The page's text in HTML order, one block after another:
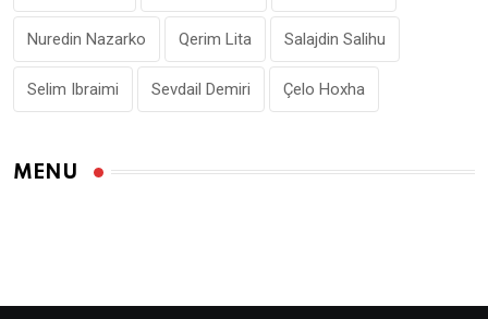
Nuredin Nazarko Qerim Lita Salajdin Salihu
Selim Ibraimi Sevdail Demiri Çelo Hoxha
MENU